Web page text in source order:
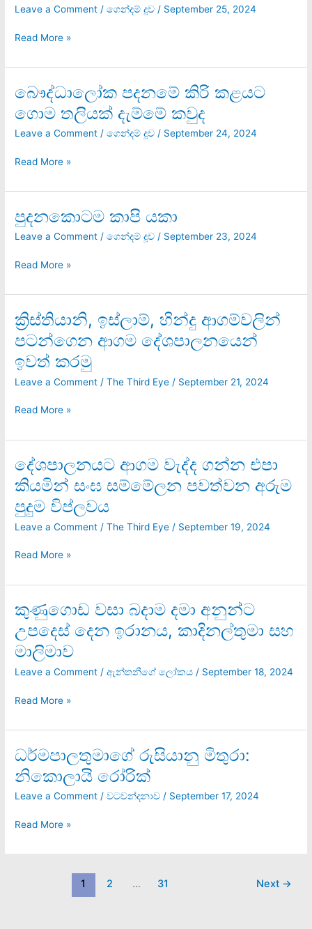
Leave a Comment /ගෙන්දම් දූව / September 25, 2024
ෆොටෝ
ඔච්චර
ඇයි?
Read More »
බෞද්ධාලෝක පදනමේ කිරි කළයට
ගොම තලියක් දැම්මේ කවුද
Leave a Comment /ගෙන්දම් දූව / September 24, 2024
බෞද්ධාලෝක
කිරි
කළයට
තලියක්
කවුද
Read More »
පුදනකොටම කාපි යකා
Leave a Comment /ගෙන්දම් දූව / September 23, 2024
පුදනකොටම
කාපි
යකා
Read More »
ක්‍රිස්තියානි, ඉස්ලාම්, හින්දු ආගම්වලින්
පටන්ගෙන ආගම දේශපාලනයෙන්
ඉවත් කරමු
Leave a Comment /The Third Eye / September 21, 2024
ක්‍රිස්තියානි,
ඉස්ලාම්,
හින්දු
ආගම්වලින්
පටන්ගෙන
ආගම
Read More »
දේශපාලනයට ආගම වැද්ද ගන්න එපා
කියමින් සංඝ සම්මේලන පවත්වන අරුම
පුදුම විප්ලවය
Leave a Comment /The Third Eye / September 19, 2024
දේශපාලනයට
ආගම
වැද්ද
ගන්න
එපා
කියමින්
පුදුම
විප්ලවය
Read More »
කුණුගොඩ වසා බදාම දමා අනුන්ට
උපදෙස් දෙන ඉරානය, කාදිනල්තුමා සහ
මාලිමාව
Leave a Comment /ඇන්තනීගේ ලෝකය / September 18, 2024
කුණුගොඩ
වසා
බදාම
දමා
අනුන්ට
උපදෙස්
ඉරානය,
මාලිමාව
Read More »
ධර්මපාලතුමාගේ රුසියානු මිතුරා:
නිකොලායි රෝරික්
Leave a Comment /වටවන්දනාව / September 17, 2024
ධර්මපාලතුමාගේ
රුසියානු
මිතුරා:
නිකොලායි
Read More »
1 2 … 31 Next →